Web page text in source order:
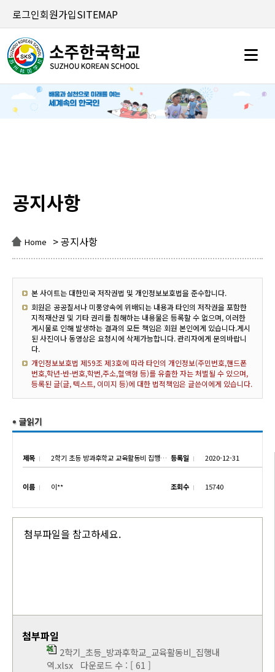
로그인회원가입SITEMAP
공지사항
Home > 공지사항
본 사이트는 대한민국 저작권법 및 개인정보보호법을 준수합니다.
회원은 공공질서나 미풍양속에 위배되는 내용과 타인의 저작권을 포함한
지적재산권 및 기타 권리를 침해하는 내용물은 등록할 수 없으며, 이러한
게시물로 인해 발생하는 결과의 모든 책임은 회원 본인에게 있습니다.게시
된 사진이나 동영상은 요청시에 삭제가능합니다. 관리자에게 문의바랍니
다.
개인정보보호법 제59조 제3호에 따라 타인의 개인정보(주민번호,핸드폰
번호,학년-반-번호,학번,주소,혈액형 등)를 유출한 자는 처벌될 수 있으며,
등록된 글(글, 텍스트, 이미지 등)에 대한 법적책임은 글쓴이에게 있습니다.
제목 2학기 초등 방과후학교 교육활동비 집행내역 등록일 2020-12-31
이름 이** 조회수 15740
첨부파일을 참고하세요.
첨부파일
2학기_초등_방과후학교_교육활동비_집행내
역.xlsx 다운로드 수 : [ 61 ]